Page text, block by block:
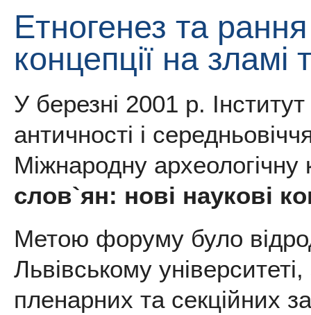
Етногенез та рання
концепції на зламі
У березні 2001 р.
античності і
Міжнародну
слов`ян: нові наукові
Метою форуму було
Львівському
пленарних та секційних